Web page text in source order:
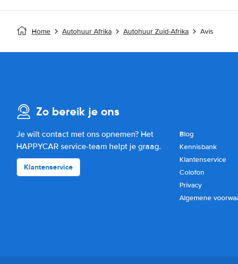
Home Autohuur Afrika Autohuur Zuid-Afrika Avis
Zo bereik je ons
Je wilt contact met ons opnemen? Het
HAPPYCAR service-team helpt je graag.
Klantenservice
Blog
Kennisbank
Klantenservice
Colofon
Privacy
Algemene